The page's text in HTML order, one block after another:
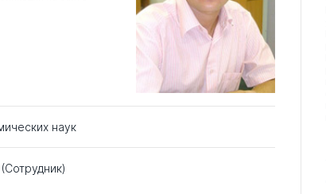
наук
(Сотрудник)